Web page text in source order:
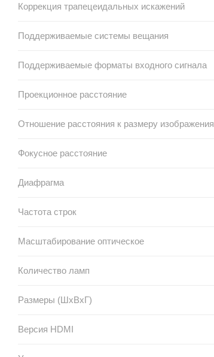
Коррекция трапецеидальных искажений
Поддерживаемые системы вещания
Поддерживаемые форматы входного сигнала
Проекционное расстояние
Отношение расстояния к размеру изображения
Фокусное расстояние
Диафрагма
Частота строк
Масштабирование оптическое
Количество ламп
Размеры (ШxВxГ)
Версия HDMI